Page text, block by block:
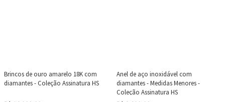
Brincos de ouro amarelo 18K com
diamantes - Coleção Assinatura HS
Anel de aço inoxidável com
diamantes - Medidas Menores -
Coleção Assinatura HS